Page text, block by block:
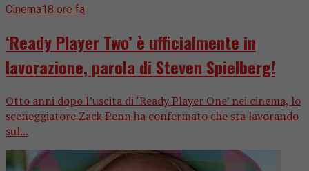
Cinema18 ore fa
‘Ready Player Two’ è ufficialmente in
lavorazione, parola di Steven Spielberg!
Otto anni dopo l’uscita di ‘Ready Player One’ nei cinema, lo
sceneggiatore Zack Penn ha confermato che sta lavorando
sul...